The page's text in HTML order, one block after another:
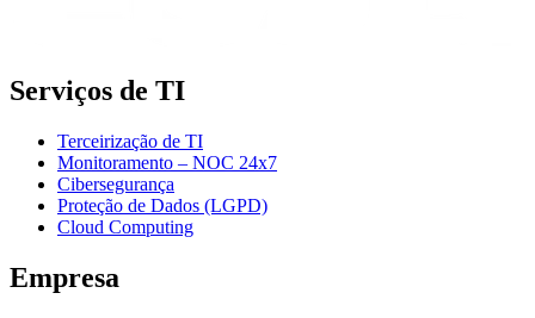
Serviços de TI
Terceirização de TI
Monitoramento – NOC 24x7
Cibersegurança
Proteção de Dados (LGPD)
Cloud Computing
Empresa